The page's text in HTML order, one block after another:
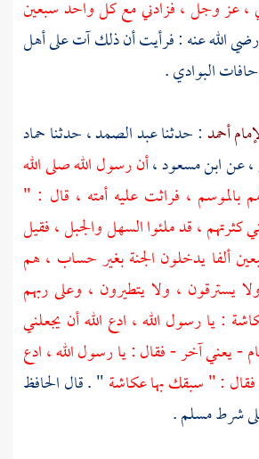
، عز وجل ، فزادني مع كل واحد سبعين
رضي الله عنه : فرأيت أن ذلك آت على أهل
البوادي .
أحمد: حدثناعبد الصمد ،حدثناحماد
،عنابن مسعود ،أن رسول الله صلى الله
بالموسم ، فراثت عليه أمته ، قال : "
كثرتهم ، قد ملئوا السهل والجبل ، فقيل
ألفا يدخلون الجنة بغير حساب ، هم
يسترقون ، ولا يتطيرون ، وعلى ربهم
: يا رسول الله ، ادع الله أن يجعلني
- يعني آخر - فقال : يا رسول الله ، ادع
فقال : " سبقك بهاعكاشة" . قال الحافظ
شرطمسلم.